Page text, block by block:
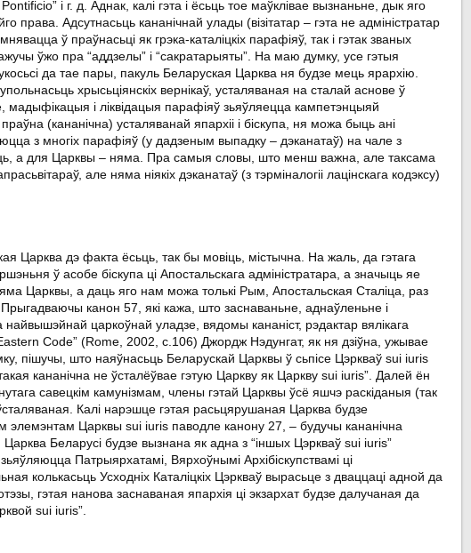
і г. д. Аднак, калі гэта і ёсьць тое маўклівае вызнаньне, дык яго
права. Адсутнасьць кананічнай улады (візітатар – гэта не адміністратар
ў праўнасьці як грэка-каталіцкіх парафіяў, так і гэтак званых
ўжо пра “аддзелы” і “сакратарыяты”. На маю думку, усе гэтыя
да тае пары, пакуль Беларуская Царква ня будзе мець ярархію.
хрысьціянскіх вернікаў, усталяваная на сталай аснове ў
мадыфікацыя і ліквідацыя парафіяў зьяўляецца кампетэнцыяй
(кананічна) усталяванай япархіі і біскупа, ня можа быць ані
з многіх парафіяў (у дадзеным выпадку – дэканатаў) на чале з
а для Царквы – няма. Пра самыя словы, што менш важна, але таксама
але няма ніякіх дэканатаў (з тэрміналогіі лацінскага кодэксу)
Царква дэ факта ёсьць, так бы мовіць, містычна. На жаль, да гэтага
ў асобе біскупа ці Апостальскага адміністратара, а значыць яе
Царквы, а даць яго нам можа толькі Рым, Апостальская Сталіца, раз
канон 57, які кажа, што заснаваньне, аднаўленьне і
царкоўнай уладзе, вядомы кананіст, рэдактар вялікага
Code” (Rome, 2002, с.106) Джордж Нэдунгат, як ня дзіўна, ужывае
пішучы, што наяўнасьць Беларускай Царквы ў сьпісе Цэркваў sui iuris
кананічна не ўсталёўвае гэтую Царкву як Царкву sui iuris”. Далей ён
савецкім камунізмам, члены гэтай Царквы ўсё яшчэ раскіданыя (так
Калі нарэшце гэтая расьцярушаная Царква будзе
элемэнтам Царквы sui iuris паводле канону 27, – будучы кананічна
Беларусі будзе вызнана як адна з “іншых Цэркваў sui iuris”
Патрыярхатамі, Вярхоўнымі Архібіскупствамі ці
колькасьць Усходніх Каталіцкіх Цэркваў вырасьце з дваццаці адной да
гэтая нанова заснаваная япархія ці экзархат будзе далучаная да
sui iuris”.